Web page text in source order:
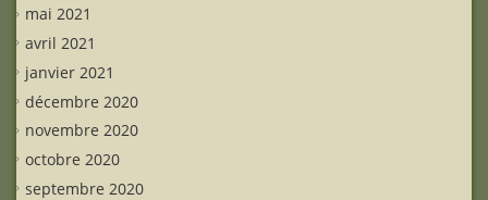
mai 2021
avril 2021
janvier 2021
décembre 2020
novembre 2020
octobre 2020
septembre 2020